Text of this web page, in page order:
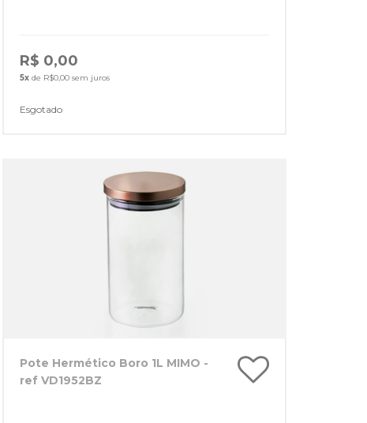
R$ 0,00
5x de R$0,00 sem juros
Esgotado
Pote Hermético Boro 1L MIMO -
ref VD1952BZ